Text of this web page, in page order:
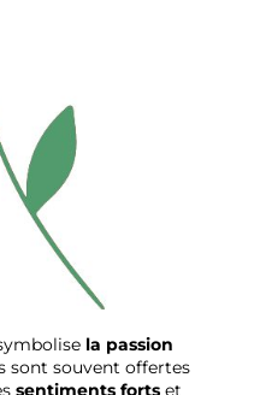
la passion
sont souvent offertes
sentiments forts et